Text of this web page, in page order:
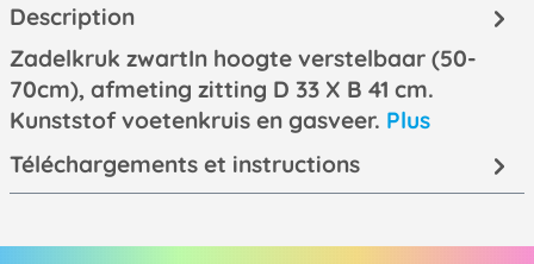
Description
Zadelkruk zwartIn hoogte verstelbaar (50-
70cm), afmeting zitting D 33 X B 41 cm.
Kunststof voetenkruis en gasveer. Plus
Téléchargements et instructions